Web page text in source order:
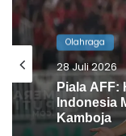
Olahraga
12 Juli 2026
Tampil
Futsal
DAS Barito